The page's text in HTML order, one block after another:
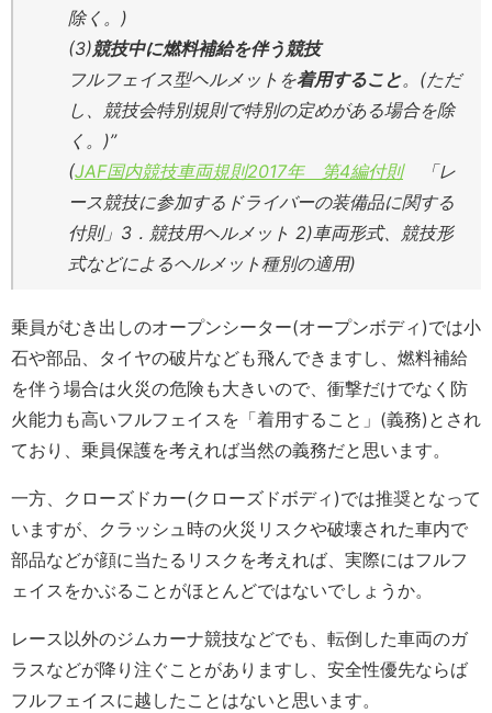
除く。)
(3)競技中に燃料補給を伴う競技
フルフェイス型ヘルメットを着用すること。(ただ
し、競技会特別規則で特別の定めがある場合を除
く。)”
(JAF国内競技車両規則2017年 第4編付則「レ
ース競技に参加するドライバーの装備品に関する
付則」3．競技用ヘルメット 2)車両形式、競技形
式などによるヘルメット種別の適用)
乗員がむき出しのオープンシーター(オープンボディ)では小
石や部品、タイヤの破片なども飛んできますし、燃料補給
を伴う場合は火災の危険も大きいので、衝撃だけでなく防
火能力も高いフルフェイスを「着用すること」(義務)とされ
ており、乗員保護を考えれば当然の義務だと思います。
一方、クローズドカー(クローズドボディ)では推奨となって
いますが、クラッシュ時の火災リスクや破壊された車内で
部品などが顔に当たるリスクを考えれば、実際にはフルフ
ェイスをかぶることがほとんどではないでしょうか。
レース以外のジムカーナ競技などでも、転倒した車両のガ
ラスなどが降り注ぐことがありますし、安全性優先ならば
フルフェイスに越したことはないと思います。